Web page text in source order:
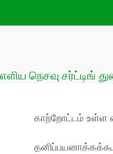
எளிய நெசவு சர்ட்டிங்
காற்றோட்டம் உள்ள